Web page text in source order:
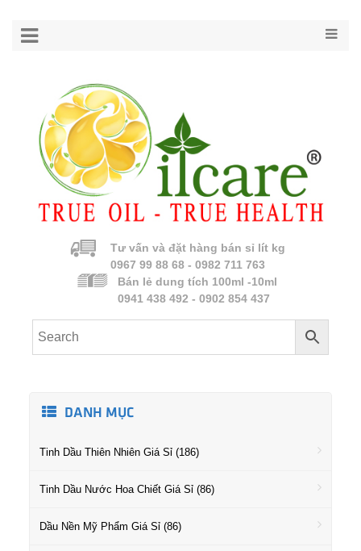
Tư vấn và đặt hàng bán sỉ lít kg
0967 99 88 68 - 0982 711 763
Bán lẻ dung tích 100ml -10ml
0941 438 492 - 0902 854 437
DANH MỤC
Tinh Dầu Thiên Nhiên Giá Sỉ (186)
Tinh Dầu Nước Hoa Chiết Giá Sỉ (86)
Dầu Nền Mỹ Phẩm Giá Sỉ (86)